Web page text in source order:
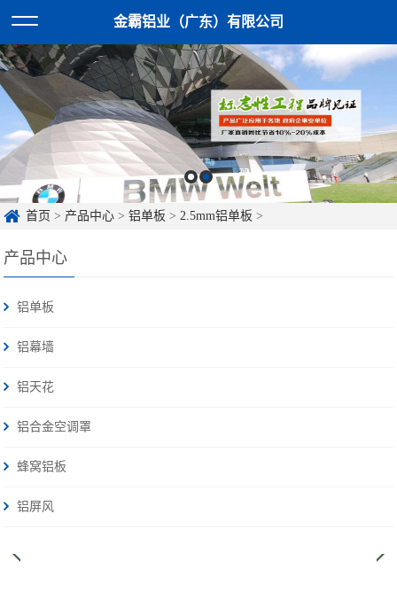
金霸铝业（广东）有限公司
首页 > 产品中心 >铝单板 >2.5mm铝单板 >
产品中心
铝单板
铝幕墙
铝天花
铝合金空调罩
蜂窝铝板
铝屏风